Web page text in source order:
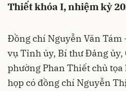
Thiết khóa I, nhiệm kỳ
Đồng chí Nguyễn Văn Tám
vụ Tỉnh ủy, Bí thư Đảng ủy,
phường Phan Thiết chủ
họp có đồng chí Nguyễn